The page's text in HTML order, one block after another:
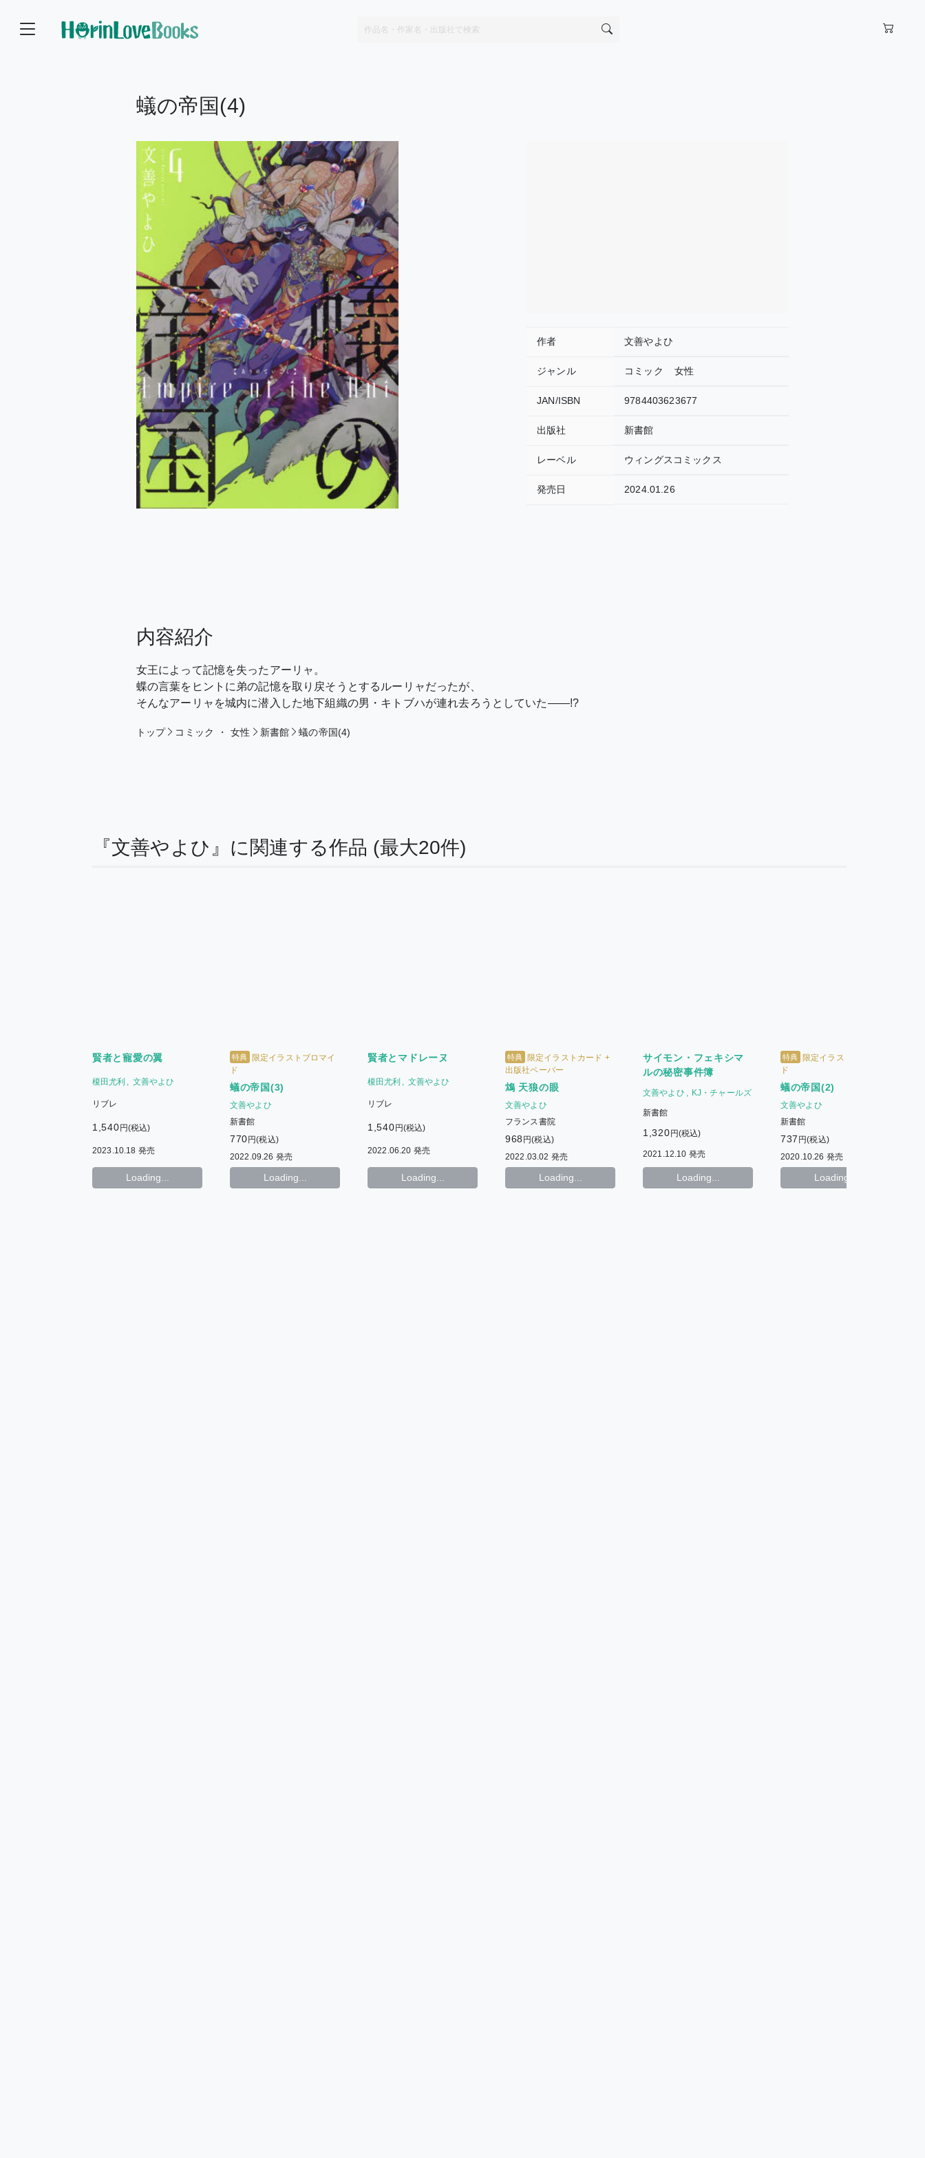
蟻の帝国(4)
作者 文善やよひ
ジャンル コミック 女性
JAN/ISBN 9784403623677
出版社 新書館
レーベル ウィングスコミックス
発売日 2024.01.26
内容紹介
女王によって記憶を失ったアーリャ。
蝶の言葉をヒントに弟の記憶を取り戻そうとするルーリャだったが、
そんなアーリャを城内に潜入した地下組織の男・キトブハが連れ去ろうとしていた——!?
トップ コミック ・ 女性 新書館 蟻の帝国(4)
『文善やよひ』に関連する作品 (最大20件)
賢者と寵愛の翼
榎田尤利 文善やよひ
リブレ
1,540円(税込)
2023.10.18 発売
Loading...
特典
限定イラストブロマイ
ド
蟻の帝国(3)
文善やよひ
新書館
770 円(税込)
2022.09.26 発売
Loading...
賢者とマドレーヌ
榎田尤利 文善やよひ
リブレ
1,540円(税込)
2022.06.20 発売
Loading...
特典
限定イラストカード +
出版社ペーパー
鴆 天狼の眼
文善やよひ
フランス書院
968 円(税込)
2022.03.02 発売
Loading...
サイモン・フェキシマ
ルの秘密事件簿
文善やよひ KJ・チャールズ
新書館
1,320 円(税込)
2021.12.10 発売
Loading...
特典
限定イラストブロマイ
ド
蟻の帝国(2)
文善やよひ
新書館
737 円(税込)
2020.10.26 発売
Loading...